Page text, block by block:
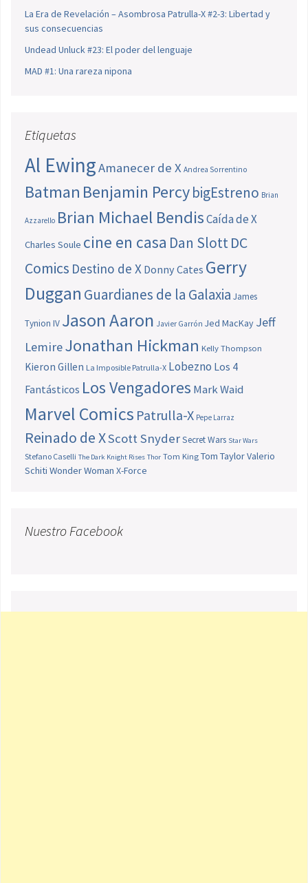
La Era de Revelación – Asombrosa Patrulla-X #2-3: Libertad y
sus consecuencias
Undead Unluck #23: El poder del lenguaje
MAD #1: Una rareza nipona
Etiquetas
Al EwingAmanecer de X Andrea Sorrentino
Batman Benjamin PercybigEstreno Brian
Azzarello Brian Michael BendisCaída de X
Charles Soule cine en casa Dan SlottDC
Comics Destino de X Donny Cates Gerry
Duggan Guardianes de la Galaxia James
Tynion IV Jason Aaron Javier Garrón Jed MacKay Jeff
LemireJonathan Hickman Kelly Thompson
Kieron Gillen La Imposible Patrulla-X Lobezno Los 4
Fantásticos Los Vengadores Mark Waid
Marvel Comics Patrulla-X Pepe Larraz
Reinado de XScott SnyderSecret Wars Star Wars
Stefano Caselli The Dark Knight Rises Thor Tom King Tom TaylorValerio
Schiti Wonder Woman X-Force
Nuestro Facebook